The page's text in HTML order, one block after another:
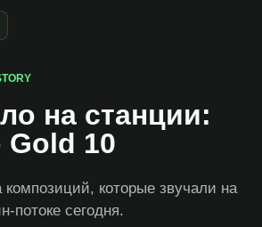
на станции:
Gold 10
композиций, которые звучали на
потоке сегодня.